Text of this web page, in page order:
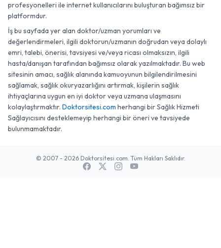
profesyonelleri ile internet kullanıcılarını buluşturan bağımsız bir
platformdur.
İş bu sayfada yer alan doktor/uzman yorumları ve
değerlendirmeleri, ilgili doktorun/uzmanın doğrudan veya dolaylı
emri, talebi, önerisi, tavsiyesi ve/veya ricası olmaksızın, ilgili
hasta/danışan tarafından bağımsız olarak yazılmaktadır. Bu web
sitesinin amacı, sağlık alanında kamuoyunun bilgilendirilmesini
sağlamak, sağlık okuryazarlığını artırmak, kişilerin sağlık
ihtiyaçlarına uygun en iyi doktor veya uzmana ulaşmasını
kolaylaştırmaktır. Doktorsitesi.com herhangi bir Sağlık Hizmeti
Sağlayıcısını desteklemeyip herhangi bir öneri ve tavsiyede
bulunmamaktadır.
© 2007 - 2026 Doktorsitesi.com. Tüm Hakları Saklıdır.